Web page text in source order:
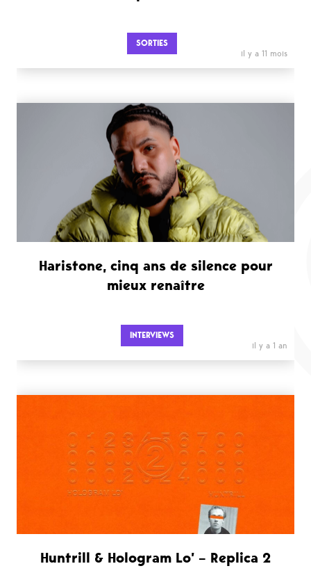
SORTIES
il y a 11 mois
Haristone, cinq ans de silence pour
mieux renaître
INTERVIEWS
il y a 1 an
Huntrill & Hologram Lo’ – Replica 2